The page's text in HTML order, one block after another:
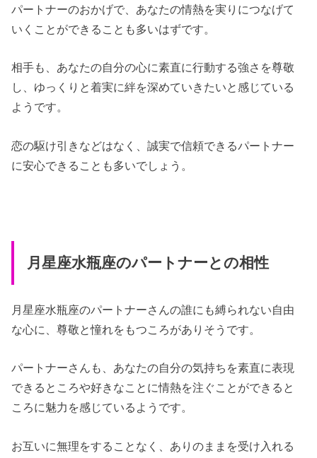
パートナーのおかげで、あなたの情熱を実りにつなげて
いくことができることも多いはずです。
相手も、あなたの自分の心に素直に行動する強さを尊敬
し、ゆっくりと着実に絆を深めていきたいと感じている
ようです。
恋の駆け引きなどはなく、誠実で信頼できるパートナー
に安心できることも多いでしょう。
月星座水瓶座のパートナーとの相性
月星座水瓶座のパートナーさんの誰にも縛られない自由
な心に、尊敬と憧れをもつころがありそうです。
パートナーさんも、あなたの自分の気持ちを素直に表現
できるところや好きなことに情熱を注ぐことができると
ころに魅力を感じているようです。
お互いに無理をすることなく、ありのままを受け入れる